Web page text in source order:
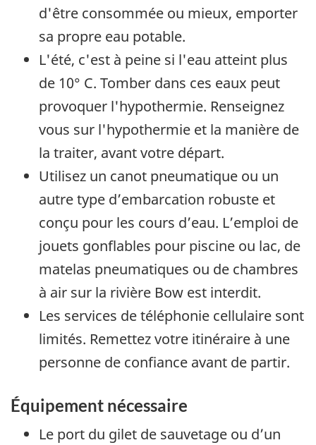
d'être consommée ou mieux, emporter
sa propre eau potable.
L'été, c'est à peine si l'eau atteint plus
de 10° C. Tomber dans ces eaux peut
provoquer l'hypothermie. Renseignez
vous sur l'hypothermie et la manière de
la traiter, avant votre départ.
Utilisez un canot pneumatique ou un
autre type d’embarcation robuste et
conçu pour les cours d’eau. L’emploi de
jouets gonflables pour piscine ou lac, de
matelas pneumatiques ou de chambres
à air sur la rivière Bow est interdit.
Les services de téléphonie cellulaire sont
limités. Remettez votre itinéraire à une
personne de confiance avant de partir.
Équipement nécessaire
Le port du gilet de sauvetage ou d’un